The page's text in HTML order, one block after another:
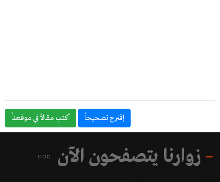
إقترح تصحيحاً أكتب مقالاً في موقعناً
زوارنا يتصفحون الآن